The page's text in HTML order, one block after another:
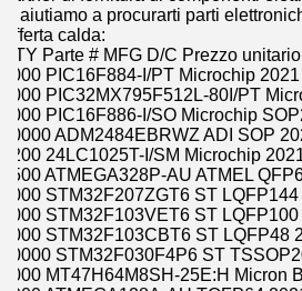
Ti aiutiamo a procurarti parti
Offerta calda:
QTY Parte # MFG D/C Prezzo
5000 PIC16F884-I/PT Microchip
1000 PIC32MX795F512L-80I/PT
5000 PIC16F886-I/SO Microchip
10000 ADM2484EBRWZ ADI SOP
4200 24LC1025T-I/SM Microchip
7500 ATMEGA328P-AU ATMEL
5000 STM32F207ZGT6 ST
5000 STM32F103VET6 ST LQFP100
5000 STM32F103CBT6 ST LQFP48
10000 STM32F030F4P6 ST
5000 MT47H64M8SH-25E:H Micron